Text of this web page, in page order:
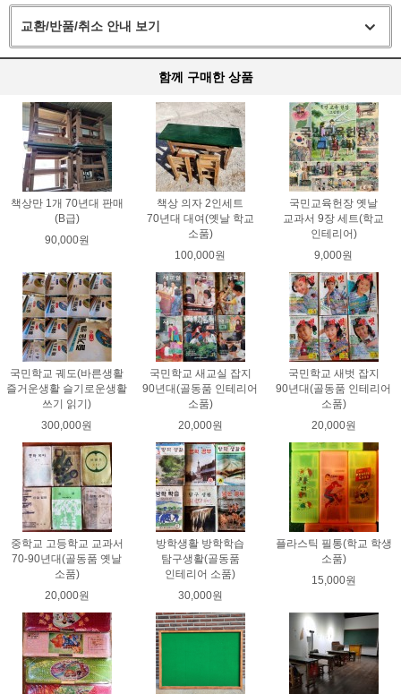
교환/반품/취소 안내 보기
함께 구매한 상품
책상만 1개 70년대 판매
(B급)
90,000원
책상 의자 2인세트
70년대 대여(옛날 학교
소품)
100,000원
국민교육헌장 옛날
교과서 9장 세트(학교
인테리어)
9,000원
국민학교 궤도(바른생활
즐거운생활 슬기로운생활
쓰기 읽기)
300,000원
국민학교 새교실 잡지
90년대(골동품 인테리어
소품)
20,000원
국민학교 새벗 잡지
90년대(골동품 인테리어
소품)
20,000원
중학교 고등학교 교과서
70-90년대(골동품 옛날
소품)
20,000원
방학생활 방학학습
탐구생활(골동품
인테리어 소품)
30,000원
플라스틱 필통(학교 학생
소품)
15,000원